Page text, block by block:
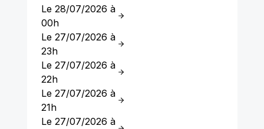
Le 28/07/2026 à
00h
Le 27/07/2026 à
23h
Le 27/07/2026 à
22h
Le 27/07/2026 à
21h
Le 27/07/2026 à